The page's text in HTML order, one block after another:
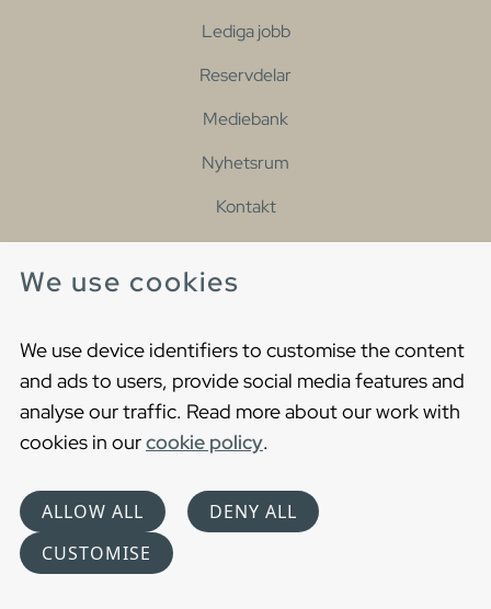
We use cookies
We use device identifiers to customise the content
and ads to users, provide social media features and
analyse our traffic. Read more about our work with
cookies in ourcookie policy.
ALLOW ALL
DENY ALL
CUSTOMISE
Lediga jobb
Reservdelar
Mediebank
Nyhetsrum
Kontakt
Tillgänglighetsförklaring
Besök en av våra många återförsäljare för att
upptäcka våra produkter och prata med våra
hjälpsamma kollegor.
Hitta din närmaste återförsäljare